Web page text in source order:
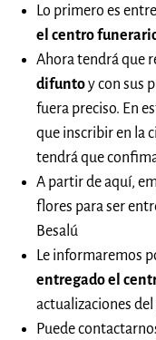
Lo primero es
el centro
Ahora tendrá que
difuntoy con sus
fuera preciso. En
que inscribir en la
tendrá que
A partir de aquí,
flores para ser
Besalú
Le informaremos
entregado el
actualizaciones
Puede